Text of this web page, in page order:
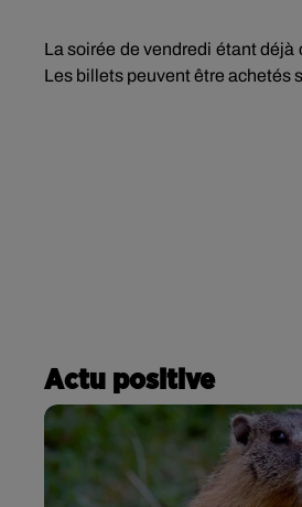
La soirée de vendredi étant déjà
Les billets peuvent être achetés
Actu positive